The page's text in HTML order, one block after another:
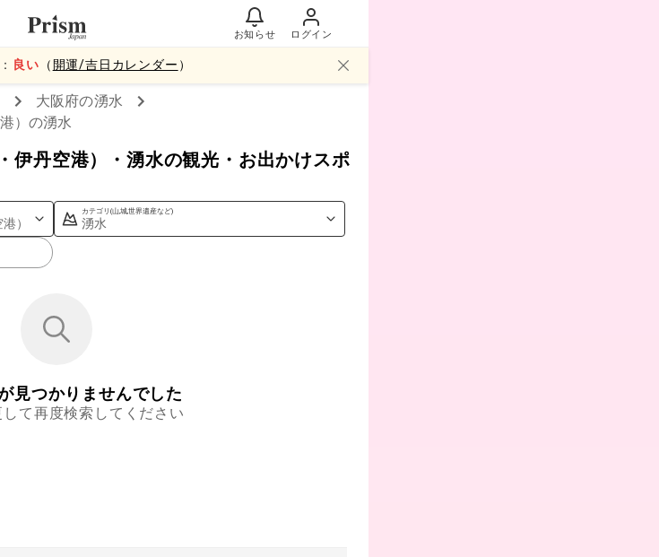
お知らせ ログイン
良い （ 開運/吉日カレンダー ）
大阪府の湧水
） の湧水
伊丹空港）・湧水の観光・お出かけスポ
）
カテゴリ(山,城,世界遺産など)
湧水
見つかりませんでした
て再度検索してください